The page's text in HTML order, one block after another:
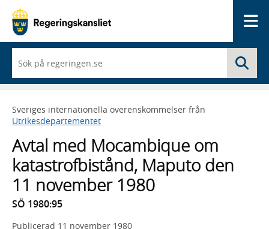
du
börjar
skriva
framträder
en
med
sökförslag
Sveriges internationella överenskommelser från
Utrikesdepartementet
Avtal med Mocambique om
katastrofbistånd, Maputo den
11 november 1980
SÖ 1980:95
Publicerad 11 november 1980